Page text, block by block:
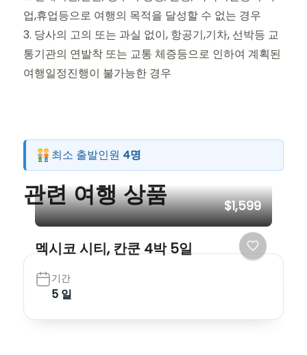
업,휴업등으로 여행의 목적을 달성할 수 없는 경우
3. 당사의 고의 또는 과실 없이, 항공기,기차, 선박등 교
통기관의 연발착 또는 교통 체증등으로 인하여 계획된
여행일정진행이 불가능한 경우
최소 출발인원 4명
관련 여행 상품 $1,599
멕시코 시티, 칸쿤 4박 5일
기간
5 일